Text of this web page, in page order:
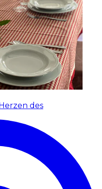
des